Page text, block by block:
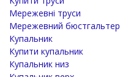
Мережевні труси
Мережевний бюстгальтер
Купальник
Купити купальник
Купальник низ